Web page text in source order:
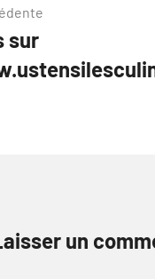
sur
un